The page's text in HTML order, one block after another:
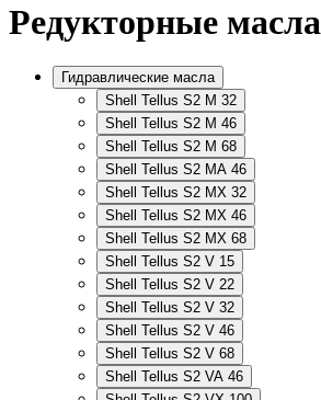
Редукторные масла
Гидравлические масла
Shell Tellus S2 M 32
Shell Tellus S2 M 46
Shell Tellus S2 M 68
Shell Tellus S2 MA 46
Shell Tellus S2 MX 32
Shell Tellus S2 MX 46
Shell Tellus S2 MX 68
Shell Tellus S2 V 15
Shell Tellus S2 V 22
Shell Tellus S2 V 32
Shell Tellus S2 V 46
Shell Tellus S2 V 68
Shell Tellus S2 VA 46